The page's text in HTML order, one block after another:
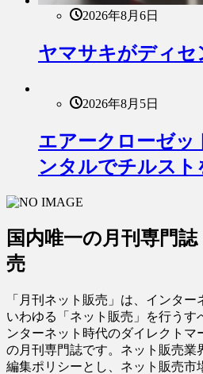
2026年8月6日
ヤマサキがディ
2026年8月5日
エアークローゼッ
ンタルでチルスト
国内唯一の月刊専門
売
「月刊ネット販売」は、インター
いわゆる「ネット販売」を行うす
ンターネット時代のダイレクトマ
の月刊専門誌です。ネット販売業
編集ポリシーとし、ネット販売市